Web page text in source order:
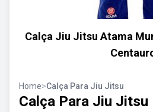
Calça Jiu Jitsu Atama
Home>Calça Para Jiu Jitsu
Calça Para Jiu Jitsu